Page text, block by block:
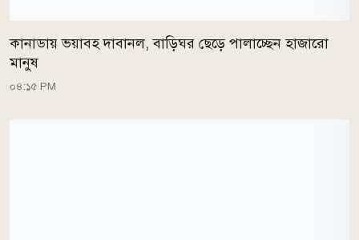
কানাডায় ভয়াবহ দাবানল, বাড়িঘর ছেড়ে পালাচ্ছেন হাজারো
মানুষ
০৪:১৫ PM